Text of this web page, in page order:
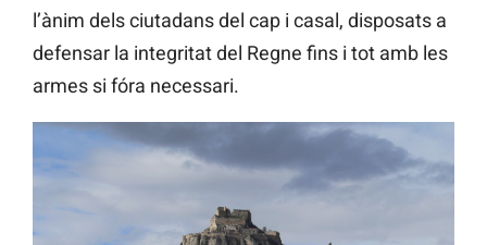
l’ànim dels ciutadans del cap i casal, disposats a
defensar la integritat del Regne fins i tot amb les
armes si fóra necessari.